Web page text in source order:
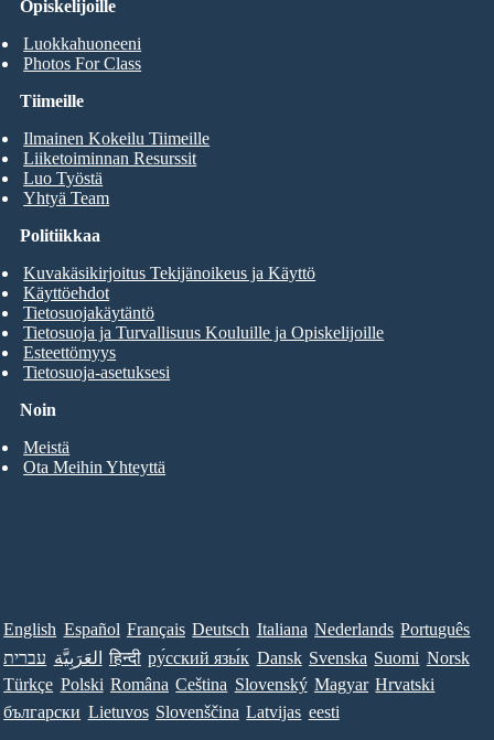
Opiskelijoille
Luokkahuoneeni
Photos For Class
Tiimeille
Ilmainen Kokeilu Tiimeille
Liiketoiminnan Resurssit
Luo Työstä
Yhtyä Team
Noin
Meistä
Ota Meihin Yhteyttä
Politiikkaa
Kuvakäsikirjoitus Tekijänoikeus ja Käyttö
Käyttöehdot
Tietosuojakäytäntö
Tietosuoja ja Turvallisuus Kouluille ja Opiskelijoille
Esteettömyys
Tietosuoja-asetuksesi
English Español Français Deutsch Italiana Nederlands Português
עברית العَرَبِيَّة हिन्दी ру́сский язы́к Dansk Svenska Suomi Norsk
Türkçe Polski Româna Ceština Slovenský Magyar Hrvatski
български Lietuvos Slovenščina Latvijas eesti